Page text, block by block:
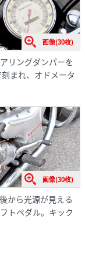
画像(30枚)
リングダンパーを
まれ、オドメータ
画像(30枚)
から光源が見える
トペダル。キック